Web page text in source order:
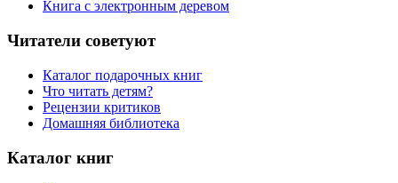
Книга с электронным деревом
Читатели советуют
Каталог подарочных книг
Что читать детям?
Рецензии критиков
Домашняя библиотека
Каталог книг